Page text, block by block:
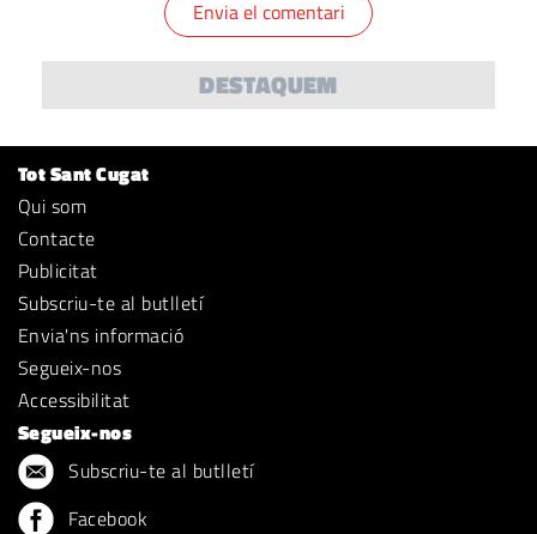
DESTAQUEM
Tot Sant Cugat
Qui som
Contacte
Publicitat
Subscriu-te al butlletí
Envia'ns informació
Segueix-nos
Accessibilitat
Segueix-nos
Subscriu-te al butlletí
Facebook